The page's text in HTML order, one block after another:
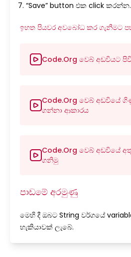
“Save” button එක click කරන්න.
ඉහත පියවර අවබෝධ කර ගැනීමට
Code.org වෙබ් අඩවියට
Code.org වෙබ් අඩවියේ
ගන්නා ආකාරය
Code.org වෙබ් අඩවියේ
ගනිමු
පාඩමේ අරමුණු
මෙහි දී ඔබට String වර්ගයේ
හැකියාවක් ලැබේ.